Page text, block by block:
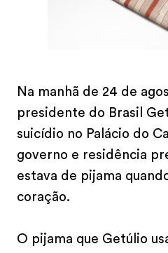
Na manhã de 24 de
presidente do Brasil
suicídio no Palácio do
governo e residência
estava de pijama
coração.
O pijama que Getúlio